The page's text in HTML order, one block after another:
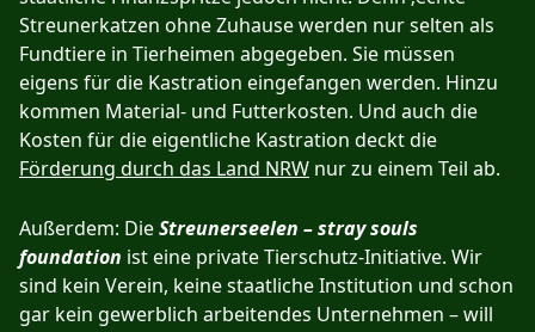
Streunerkatzen ohne Zuhause werden nur selten als
Fundtiere in Tierheimen abgegeben. Sie müssen
eigens für die Kastration eingefangen werden. Hinzu
kommen Material- und Futterkosten. Und auch die
Kosten für die eigentliche Kastration deckt die
Förderung durch das Land NRW nur zu einem Teil ab.
Außerdem: DieStreunerseelen – stray souls
foundation ist eine private Tierschutz-Initiative. Wir
sind kein Verein, keine staatliche Institution und schon
gar kein gewerblich arbeitendes Unternehmen – will